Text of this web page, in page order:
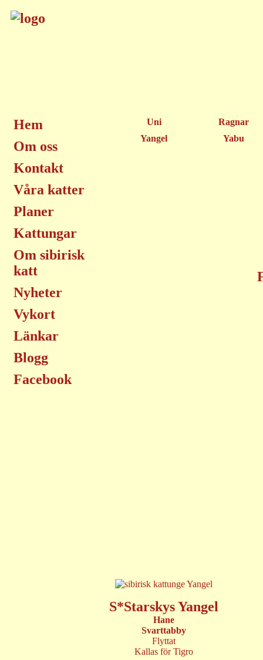
Hem
Om oss
Kontakt
Våra katter
Planer
Kattungar
Om sibirisk
katt
Nyheter
Vykort
Länkar
Blogg
Facebook
Uni
Ragnar
Yangel
Yabu
S*Starskys Yangel
Hane
Svarttabby
Flyttat
Kallas för Tigro